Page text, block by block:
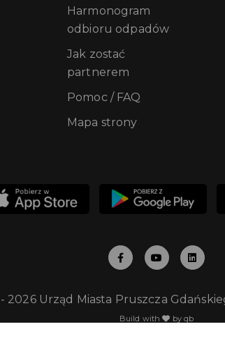
Harmonogram
odbioru odpadów
Jak zostać
partnerem
Pomoc / FAQ
Mapa strony
2026 Urząd Miasta Pruszcza
Build with by qb